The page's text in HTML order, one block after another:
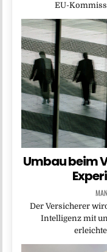
EU-
Umbau beim
Der Versicherer
Intelligenz mit